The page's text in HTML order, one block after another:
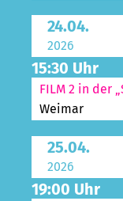
24.04.
2026
15:30 Uhr
FILM 2 in der
Weimar
25.04.
2026
19:00 Uhr